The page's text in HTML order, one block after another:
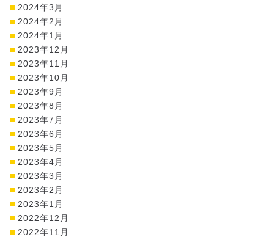
2024年3月
2024年2月
2024年1月
2023年12月
2023年11月
2023年10月
2023年9月
2023年8月
2023年7月
2023年6月
2023年5月
2023年4月
2023年3月
2023年2月
2023年1月
2022年12月
2022年11月